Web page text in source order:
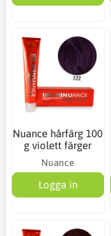
Nuance hårfärg 100
g violett färger
Nuance
Logga in